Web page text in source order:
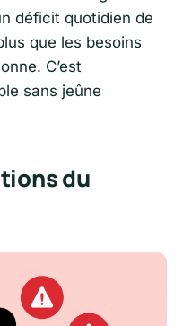
déficit quotidien de
que les besoins
C’est
sans jeûne
du